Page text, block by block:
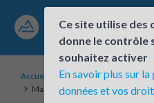
Accueil
Établissements inscrits
Maison de l'Habitat et du Cadre
Ce site utilise des
donne le contrôle
souhaitez activer
En savoir plus sur
données et vos